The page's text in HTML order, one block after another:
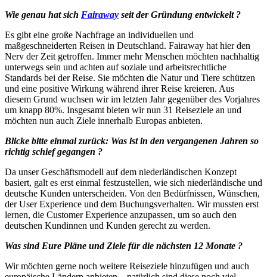
Wie genau hat sich Fairaway seit der Gründung entwickelt ?
Es gibt eine große Nachfrage an individuellen und
maßgeschneiderten Reisen in Deutschland. Fairaway hat hier den
Nerv der Zeit getroffen. Immer mehr Menschen möchten nachhaltig
unterwegs sein und achten auf soziale und arbeitsrechtliche
Standards bei der Reise. Sie möchten die Natur und Tiere schützen
und eine positive Wirkung während ihrer Reise kreieren. Aus
diesem Grund wuchsen wir im letzten Jahr gegenüber des Vorjahres
um knapp 80%. Insgesamt bieten wir nun 31 Reiseziele an und
möchten nun auch Ziele innerhalb Europas anbieten.
Blicke bitte einmal zurück: Was ist in den vergangenen Jahren so
richtig schief gegangen ?
Da unser Geschäftsmodell auf dem niederländischen Konzept
basiert, galt es erst einmal festzustellen, wie sich niederländische und
deutsche Kunden unterscheiden. Von den Bedürfnissen, Wünschen,
der User Experience und dem Buchungsverhalten. Wir mussten erst
lernen, die Customer Experience anzupassen, um so auch den
deutschen Kundinnen und Kunden gerecht zu werden.
Was sind Eure Pläne und Ziele für die nächsten 12 Monate ?
Wir möchten gerne noch weitere Reiseziele hinzufügen und auch